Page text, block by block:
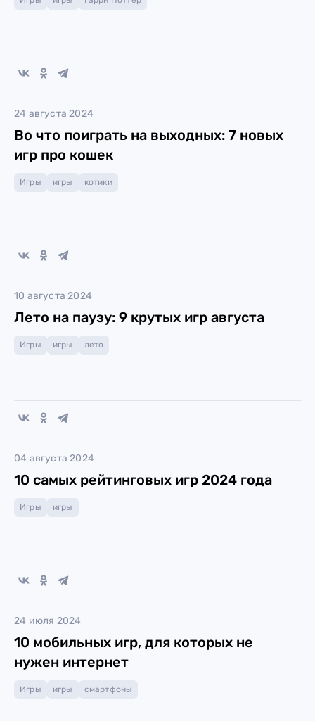
24 августа 2024
Во что поиграть на выходных: 7 новых
игр про кошек
Игры игры котики
10 августа 2024
Лето на паузу: 9 крутых игр августа
Игры игры лето
04 августа 2024
10 самых рейтинговых игр 2024 года
Игры игры
24 июля 2024
10 мобильных игр, для которых не
нужен интернет
Игры игры смартфоны